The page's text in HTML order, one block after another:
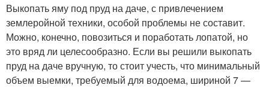
Выкопать яму под пруд на даче, с привлечением
землеройной техники, особой проблемы не составит.
Можно, конечно, повозиться и поработать лопатой, но
это вряд ли целесообразно. Если вы решили выкопать
пруд на даче вручную, то стоит учесть, что минимальный
объем выемки, требуемый для водоема, шириной 7 —